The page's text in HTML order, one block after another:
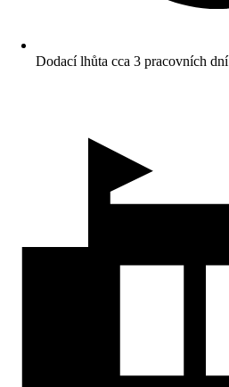
Dodací lhůta cca 3 pracovních dní